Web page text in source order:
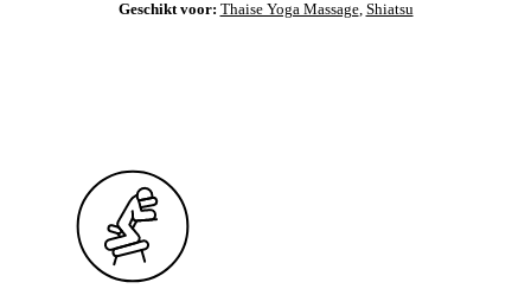
Geschikt voor: Thaise Yoga Massage, Shiatsu